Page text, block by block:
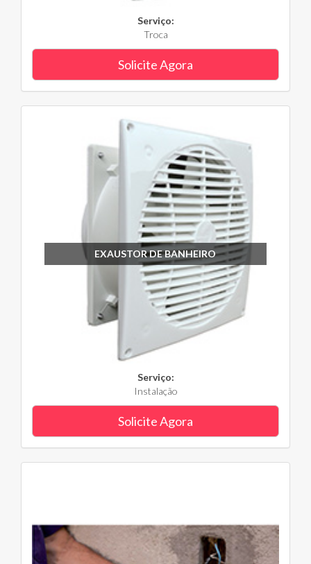
Serviço:
Troca
Solicite Agora
EXAUSTOR DE BANHEIRO
Serviço:
Instalação
Solicite Agora